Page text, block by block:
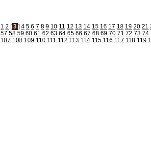
1 2 [ 3 ] 4 5 6 7 8 9 10 11 12 13 14 15 16 17 18 19 20 21
57 58 59 60 61 62 63 64 65 66 67 68 69 70 71 72 73 74
107 108 109 110 111 112 113 114 115 116 117 118 119